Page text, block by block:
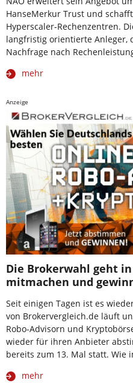
HanseMerkur Trust und
Hyperscaler-Rechenzentren.
langfristig orientierte Anleger,
Nachfrage nach
mehr
Anzeige
Die Brokerwahl geht in
mitmachen und
Seit einigen Tagen ist es
von Brokervergleich.de läuft
Robo-Advisorn und
wieder für ihren Anbieter
bereits zum 13. Mal statt.
mehr